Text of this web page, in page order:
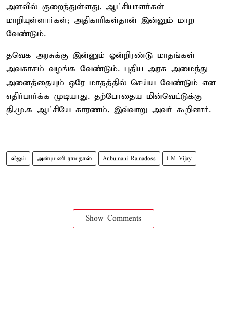
அளவில் குறைந்துள்ளது. ஆட்சியாளர்கள்
மாறியுள்ளார்கள்; அதிகாரிகள்தான் இன்னும் மாற
வேண்டும்.
தவெக அரசுக்கு இன்னும் ஓன்றிரண்டு மாதங்கள்
அவகாசம் வழங்க வேண்டும். புதிய அரசு அமைந்து
அனைத்தையும் ஒரே மாதத்தில் செய்ய வேண்டும் என
எதிர்பார்க்க முடியாது. தற்போதைய மின்வெட்டுக்கு
தி.மு.க ஆட்சியே காரணம். இவ்வாறு அவர் கூறினார்.
விஜய் அன்புமணி ராமதாஸ் Anbumani Ramadoss CM Vijay
Show Comments